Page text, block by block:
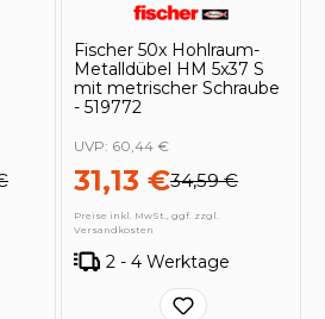
Fischer 50x Hohlraum-
Metalldübel HM 5x37 S
mit metrischer Schraube
- 519772
31,13 €34,59 €
UVP: 60,44 €
Preise inkl. MwSt., ggf. zzgl.
Versandkosten
2 - 4 Werktage